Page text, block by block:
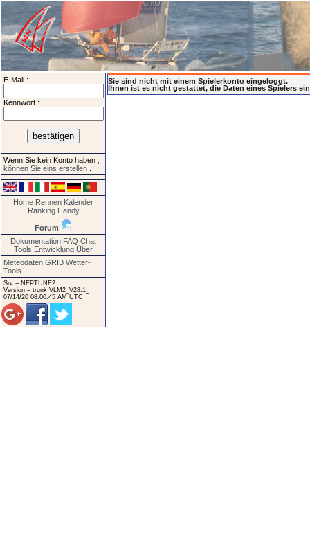
E-Mail :
Kennwort :
Wenn Sie kein Konto haben
können Sie eins erstellen
Home Rennen Kalender
Ranking Handy
Forum
Dokumentation FAQ Chat
Tools Entwicklung Über
Meteodaten GRIB Wetter-
Tools
Srv = NEPTUNE2.
Version = trunk VLM2_V28.1_
07/14/20 08:00:45 AM UTC
Sie sind nicht mit einem Spielerkonto eingeloggt.
Ihnen ist es nicht gestattet, die Daten eines Spielers